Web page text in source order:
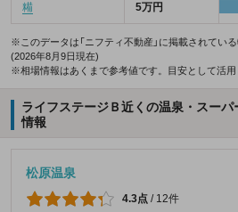
糒 5万円
※このデータは「ニフティ不動産」に掲載されてい
(2026年8月9日現在)
※相場情報はあくまで参考値です。目安として活用
ライフステージＢ近くの温泉・スー
情報
松原温泉
4.3点 / 12件